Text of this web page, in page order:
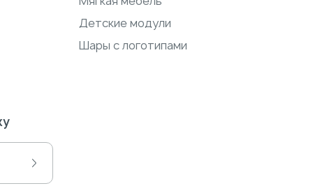
Детские модули
Шары с логотипами